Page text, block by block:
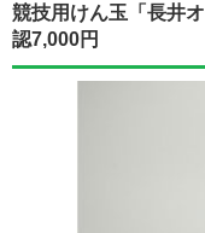
競技用けん玉「長井
認7,000円